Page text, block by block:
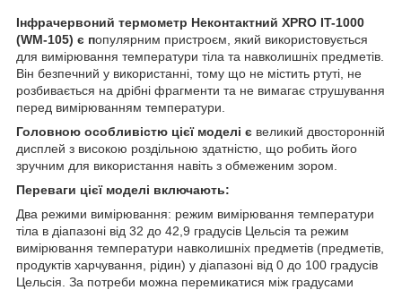
Інфрачервоний термометр Неконтактний XPRO IT-1000
(WM-105) є популярним пристроєм, який використовується
для вимірювання температури тіла та навколишніх предметів.
Він безпечний у використанні, тому що не містить ртуті, не
розбивається на дрібні фрагменти та не вимагає струшування
перед вимірюванням температури.
Головною особливістю цієї моделі є великий двосторонній
дисплей з високою роздільною здатністю, що робить його
зручним для використання навіть з обмеженим зором.
Переваги цієї моделі включають:
Два режими вимірювання: режим вимірювання температури
тіла в діапазоні від 32 до 42,9 градусів Цельсія та режим
вимірювання температури навколишніх предметів (предметів,
продуктів харчування, рідин) у діапазоні від 0 до 100 градусів
Цельсія. За потреби можна перемикатися між градусами